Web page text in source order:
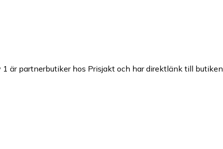
är partnerbutiker hos Prisjakt och har direktlänk till butiken.